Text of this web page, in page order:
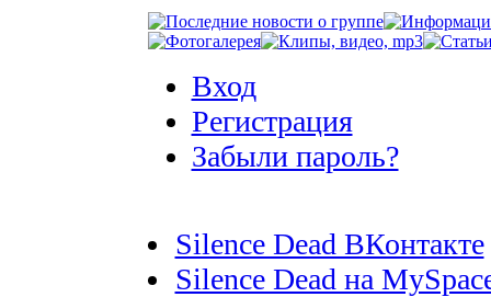
Вход
Регистрация
Забыли пароль?
Silence Dead ВКонтакте
Silence Dead на